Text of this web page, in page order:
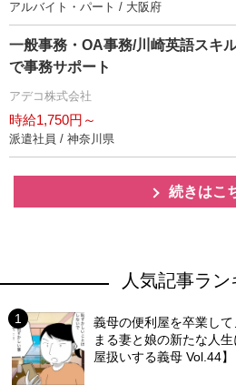
アルバイト・パート / 大阪府
一般事務・OA事務/川崎英語スキ
で事務サポート
アデコ株式会社
時給1,750円～
派遣社員 / 神奈川県
続きはこ
人気記事ラ
義母の便利屋を卒業し
まる妻と娘の新たな人
屋扱いする義母 Vol.44】